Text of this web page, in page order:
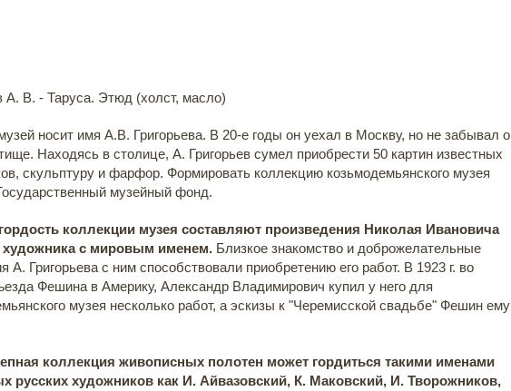
А. В. - Таруса. Этюд (холст, масло)
носит имя А.В. Григорьева. В 20-е годы он уехал в Москву, но не забывал о
Находясь в столице, А. Григорьев сумел приобрести 50 картин известных
скульптуру и фарфор. Формировать коллекцию козьмодемьянского музея
музейный фонд.
коллекции музея составляют произведения Николая Ивановича
с мировым именем. Близкое знакомство и доброжелательные
А. Григорьева с ним способствовали приобретению его работ. В 1923 г. во
Фешина в Америку, Александр Владимирович купил у него для
музея несколько работ, а эскизы к "Черемисской свадьбе" Фешин ему
коллекция живописных полотен может гордиться такими именами
русских художников как И. Айвазовский, К. Маковский, И. Творожников,